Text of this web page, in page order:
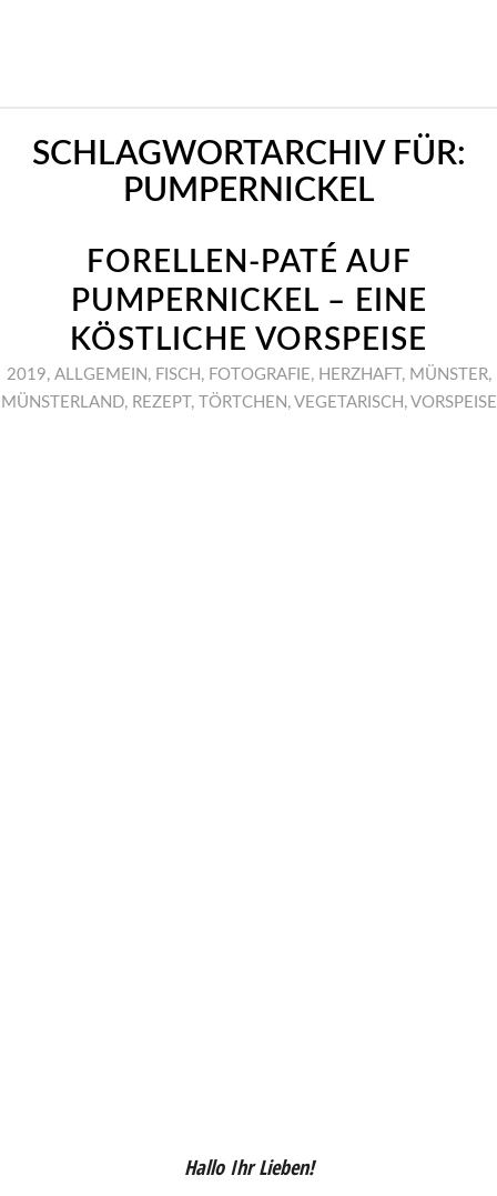
SCHLAGWORTARCHIV FÜR:
PUMPERNICKEL
FORELLEN-PATÉ AUF
PUMPERNICKEL – EINE
KÖSTLICHE VORSPEISE
2019, ALLGEMEIN , FISCH , FOTOGRAFIE, HERZHAFT , MÜNSTER,
MÜNSTERLAND, REZEPT , TÖRTCHEN , VEGETARISCH , VORSPEISE
Hallo Ihr Lieben!